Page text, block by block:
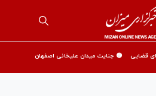
قضایی 🟡 جنایت میدان علیخانی اصفهان